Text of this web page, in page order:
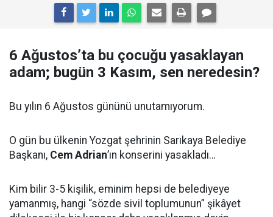
6 Ağustos’ta bu çocuğu yasaklayan
adam; bugün 3 Kasım, sen neredesin?
Bu yılın 6 Ağustos gününü unutamıyorum.
O gün bu ülkenin Yozgat şehrinin Sarıkaya Belediye
Başkanı, Cem Adrian’ın konserini yasakladı…
Kim bilir 3-5 kişilik, eminim hepsi de belediyeye
yamanmış, hangi “sözde sivil toplumunun” şikâyet